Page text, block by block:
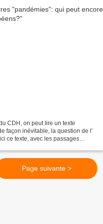
CDH, on peut lire un texte
façon inévitable, la question de l'
ce texte, avec les passages
Page suivante >